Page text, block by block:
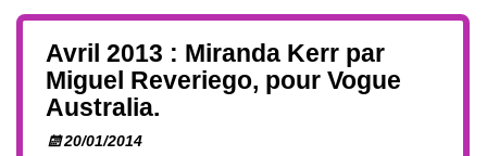
Avril 2013 : Miranda Kerr par
Miguel Reveriego, pour Vogue
Australia.
20/01/2014